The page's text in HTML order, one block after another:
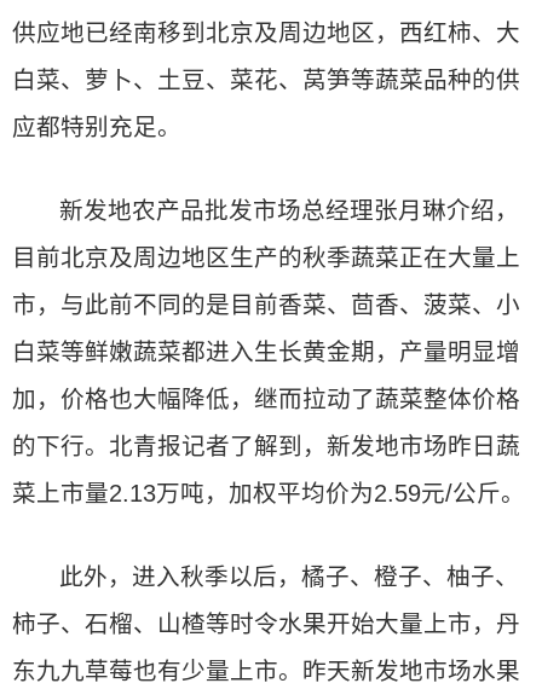
供应地已经南移到北京及周边地区，西红柿、大
白菜、萝卜、土豆、菜花、莴笋等蔬菜品种的供
应都特别充足。
新发地农产品批发市场总经理张月琳介绍，
目前北京及周边地区生产的秋季蔬菜正在大量上
市，与此前不同的是目前香菜、茴香、菠菜、小
白菜等鲜嫩蔬菜都进入生长黄金期，产量明显增
加，价格也大幅降低，继而拉动了蔬菜整体价格
的下行。北青报记者了解到，新发地市场昨日蔬
菜上市量2.13万吨，加权平均价为2.59元/公斤。
此外，进入秋季以后，橘子、橙子、柚子、
柿子、石榴、山楂等时令水果开始大量上市，丹
东九九草莓也有少量上市。昨天新发地市场水果